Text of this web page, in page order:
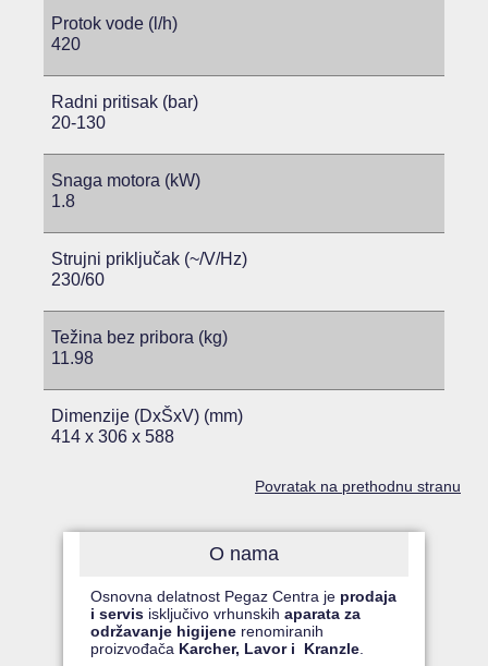
Protok vode (l/h)
420
Radni pritisak (bar)
20-130
Snaga motora (kW)
1.8
Strujni priključak (~/V/Hz)
230/60
Težina bez pribora (kg)
11.98
Dimenzije (DxŠxV) (mm)
414 x 306 x 588
Povratak na prethodnu stranu
O nama
Osnovna delatnost Pegaz Centra je prodaja
i servis isključivo vrhunskihaparata za
održavanje higijene renomiranih
proizvođača Karcher, Lavor i Kranzle